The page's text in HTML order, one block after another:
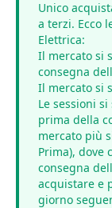
Unico
a terzi. Ecco
Elettrica:
Il mercato si
consegna
Il mercato si
Le sessioni
prima della
mercato più
Prima), dove
consegna
acquistare e
giorno